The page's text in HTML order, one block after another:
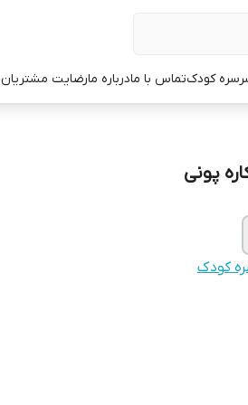
کودکتماس با مادرباره مارضایت مشتریان
پونی
کودک